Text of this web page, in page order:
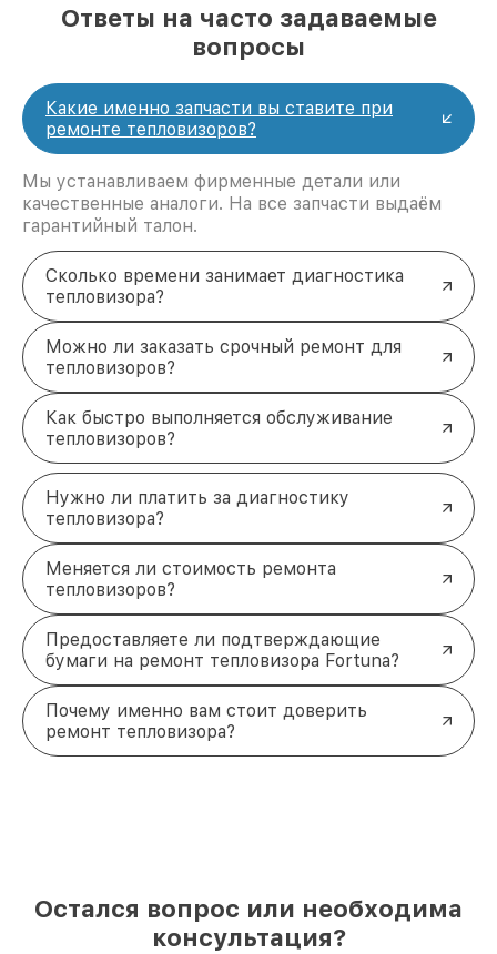
Ответы на часто задаваемые
вопросы
Какие именно запчасти вы ставите при
ремонте тепловизоров?
Мы устанавливаем фирменные детали или
качественные аналоги. На все запчасти выдаём
гарантийный талон.
Сколько времени занимает диагностика
тепловизора?
Можно ли заказать срочный ремонт для
тепловизоров?
Как быстро выполняется обслуживание
тепловизоров?
Нужно ли платить за диагностику
тепловизора?
Меняется ли стоимость ремонта
тепловизоров?
Предоставляете ли подтверждающие
бумаги на ремонт тепловизора Fortuna?
Почему именно вам стоит доверить
ремонт тепловизора?
Остался вопрос или необходима
консультация?